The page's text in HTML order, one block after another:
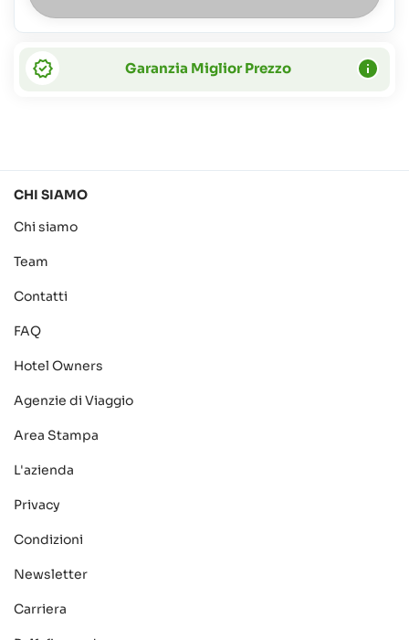
Garanzia Miglior Prezzo
CHI SIAMO
Chi siamo
Team
Contatti
FAQ
Hotel Owners
Agenzie di Viaggio
Area Stampa
L'azienda
Privacy
Condizioni
Newsletter
Carriera